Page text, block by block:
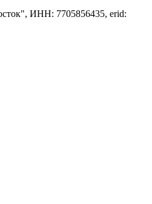
ИНН: 7705856435, erid: